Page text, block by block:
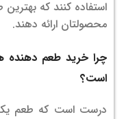
استفاده کنند که
محصولتان ارائه دهند.
چرا خرید طعم دهنده
است؟
درست است که طعم